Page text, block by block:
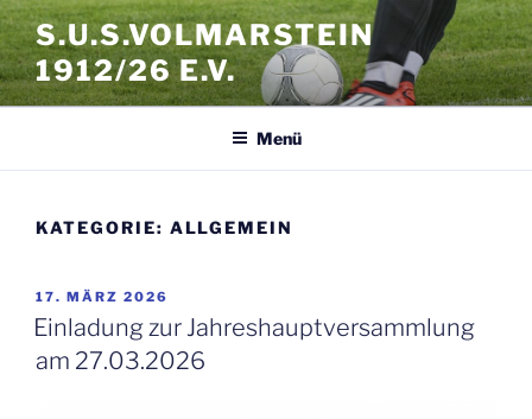
Zum
Inhalt
springen
S.U.S.VOLMARSTEIN
1912/26 E.V.
Menü
KATEGORIE: ALLGEMEIN
VERÖFFENTLICHT
AM
17. MÄRZ 2026
Einladung zur Jahreshauptversammlung
am 27.03.2026